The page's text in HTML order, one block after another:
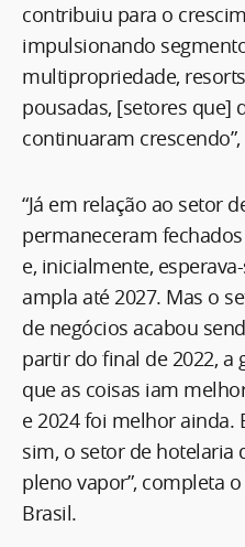
contribuiu para o
impulsionando
multipropriedade,
pousadas, [setores que]
continuaram
“Já em relação ao setor
permaneceram
e, inicialmente,
ampla até 2027. Mas o
de negócios acabou
partir do final de 2022, a
que as coisas iam
e 2024 foi melhor ainda.
sim, o setor de hotelaria
pleno vapor”, completa
Brasil.